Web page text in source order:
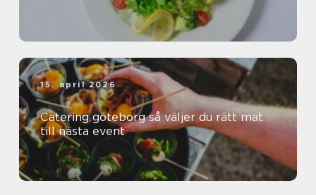
15. april 2026
Catering göteborg så väljer du rätt mat
till nästa event